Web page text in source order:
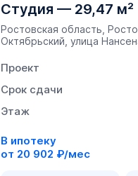
Студия — 29,47 м²
Ростовская область,
Октябрьский, улица
Проект
Срок сдачи
Этаж
В ипотеку
от 20 902 ₽/мес